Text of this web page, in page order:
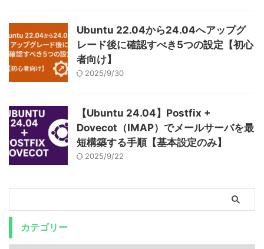
Ubuntu 22.04から24.04へアップグ
レード後に確認すべき5つの設定【初心
者向け】
2025/9/30
【Ubuntu 24.04】Postfix +
Dovecot（IMAP）でメールサーバを最
短構築する手順【基本設定のみ】
2025/9/22
カテゴリー